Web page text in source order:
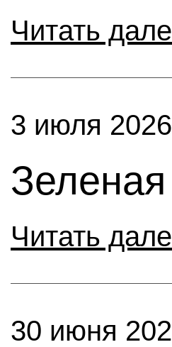
Читать
3 июля 2026
Читать
30 июня